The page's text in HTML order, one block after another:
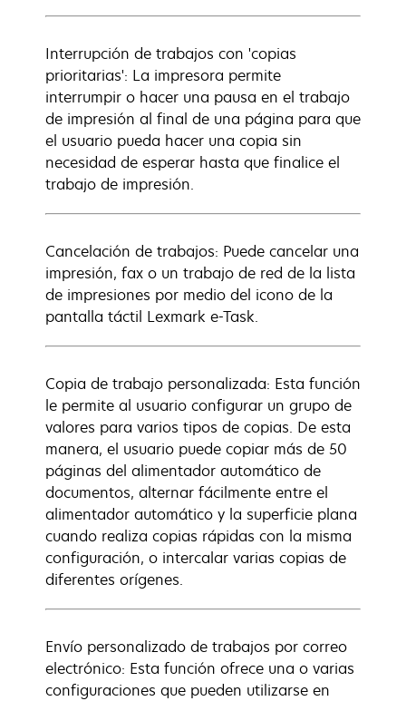
Interrupción de trabajos con 'copias
prioritarias': La impresora permite
interrumpir o hacer una pausa en el trabajo
de impresión al final de una página para que
el usuario pueda hacer una copia sin
necesidad de esperar hasta que finalice el
trabajo de impresión.
Cancelación de trabajos: Puede cancelar una
impresión, fax o un trabajo de red de la lista
de impresiones por medio del icono de la
pantalla táctil Lexmark e-Task.
Copia de trabajo personalizada: Esta función
le permite al usuario configurar un grupo de
valores para varios tipos de copias. De esta
manera, el usuario puede copiar más de 50
páginas del alimentador automático de
documentos, alternar fácilmente entre el
alimentador automático y la superficie plana
cuando realiza copias rápidas con la misma
configuración, o intercalar varias copias de
diferentes orígenes.
Envío personalizado de trabajos por correo
electrónico: Esta función ofrece una o varias
configuraciones que pueden utilizarse en